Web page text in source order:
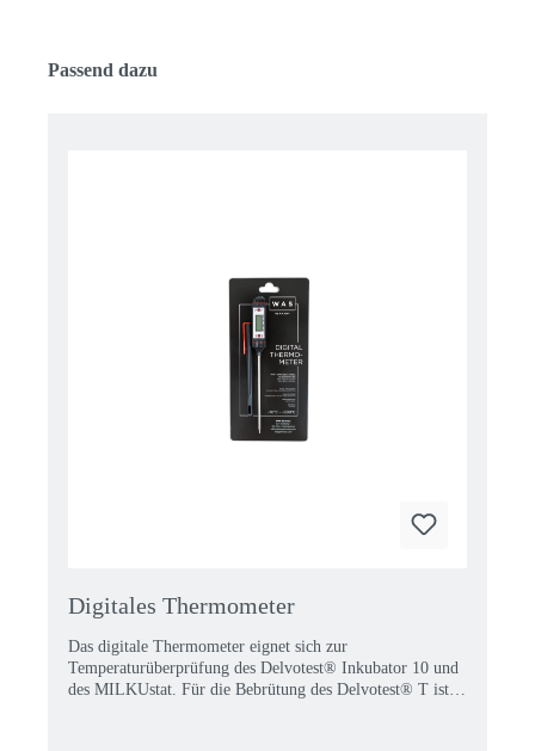
Produktgalerie überspringen
Passend dazu
Digitales Thermometer
Das digitale Thermometer eignet sich zur
Temperaturüberprüfung des Delvotest® Inkubator 10 und
des MILKUstat. Für die Bebrütung des Delvotest® T ist